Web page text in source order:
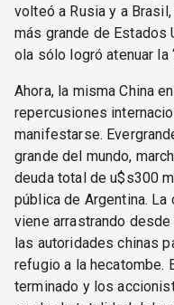
volteó a Rusia y a
más grande de Estados
ola sólo logró atenuar la
Ahora, la misma China
repercusiones
manifestarse.
grande del mundo,
deuda total de u$s300
pública de Argentina.
viene arrastrando
las autoridades chinas
refugio a la hecatombe.
terminado y los